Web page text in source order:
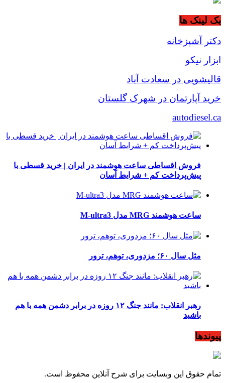
بک لینک ها
دکتر آشپزخانه
ابزار نیکو
قالیشویی در سعادت آباد
خرید آپارتمان در شهرک گلستان
autodiesel.ca
فروش اقساطی ساعت هوشمند در ایران | خرید قسطی با
پیش‌پرداخت کم + شرایط آسان
ساعت هوشمند MRG مدل M-ultra3
مثل سال ۶۰؛ مزدوری، توهم، ترور
رهبر انقلاب: مانند جنگ ۱۲ روزه در برابر دشمن همه با هم
باشید
پیوندها
تمام حقوق این وبسایت برای شرح آنلاین محفوظ است.